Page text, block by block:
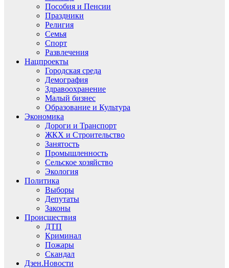
Пособия и Пенсии
Праздники
Религия
Семья
Спорт
Развлечения
Нацпроекты
Городская среда
Демография
Здравоохранение
Малый бизнес
Образование и Культура
Экономика
Дороги и Транспорт
ЖКХ и Строительство
Занятость
Промышленность
Сельское хозяйство
Экология
Политика
Выборы
Депутаты
Законы
Происшествия
ДТП
Криминал
Пожары
Скандал
Дзен.Новости